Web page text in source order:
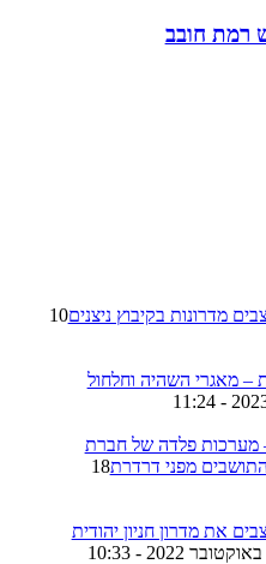
רמת חובב
מדרונות בקיבוץ ניצנים10
– מאגרי השהיה וחלחול
מערכות פלדה של חברת
התושבים מפני דרדרת18
את מדרון חניון יהודית